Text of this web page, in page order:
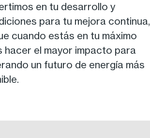
en tu desarrollo y
para tu mejora continua,
cuando estás en tu máximo
hacer el mayor impacto para
un futuro de energía más